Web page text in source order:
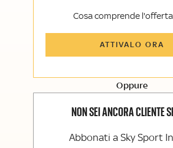
Cosa comprende l'offerta
Sky TG24 Insider
Sport e Sky TG24
La newsletter esclusiva di
ATTIVALO ORA
Oppure
NON SEI ANCORA CLIENTE
Abbonati a Sky Sport